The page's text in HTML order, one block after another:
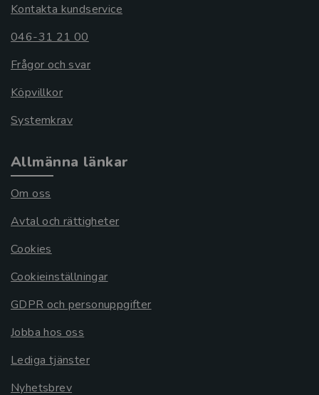
Kontakta kundservice
046-31 21 00
Frågor och svar
Köpvillkor
Systemkrav
Allmänna länkar
Om oss
Avtal och rättigheter
Cookies
Cookieinställningar
GDPR och personuppgifter
Jobba hos oss
Lediga tjänster
Nyhetsbrev